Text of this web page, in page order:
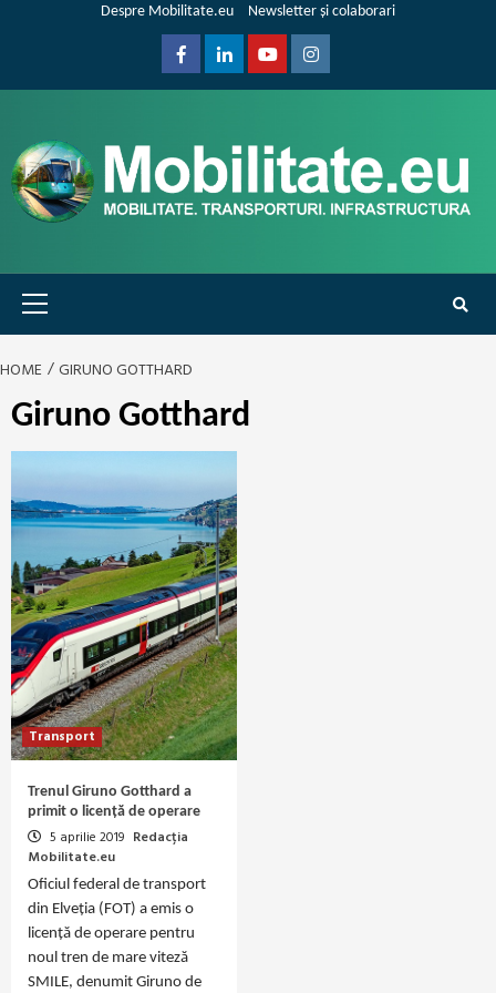
Despre Mobilitate.eu Newsletter și colaborari
FacebookLinkedinYoutubeInstagram
Primary
Menu
HOME GIRUNO GOTTHARD
Giruno Gotthard
Transport
Trenul Giruno Gotthard a
primit o licență de operare
5 aprilie 2019 Redacția
Mobilitate.eu
Oficiul federal de transport
din Elveția (FOT) a emis o
licență de operare pentru
noul tren de mare viteză
SMILE, denumit Giruno de